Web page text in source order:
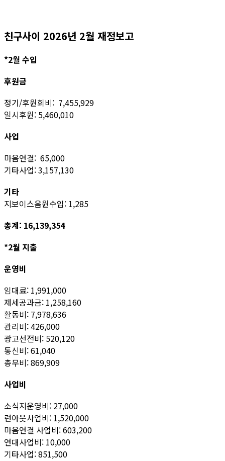
친구사이 2026년 2월 재정보고
*2월 수입
후원금
정기/후원회비: 7,455,929
일시후원: 5,460,010
사업
마음연결: 65,000
기타사업: 3,157,130
기타
지보이스음원수입: 1,285
총계: 16,139,354
*2월 지출
운영비
임대료: 1,991,000
제세공과금: 1,258,160
활동비: 7,978,636
관리비: 426,000
광고선전비: 520,120
통신비: 61,040
총무비: 869,909
사업비
소식지운영비: 27,000
런아웃사업비: 1,520,000
마음연결 사업비: 603,200
연대사업비: 10,000
기타사업: 851,500